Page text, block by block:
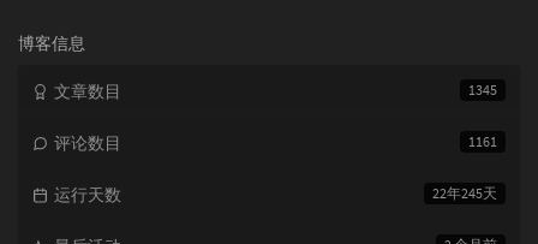
博客信息
1345
文章数目
1161
评论数目
22年245天
运行天数